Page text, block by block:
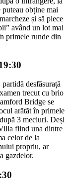
obține mai
și să plece
având un lot mai
primele runde din
desfăsurață
trecut cu brio
Bridge se
arătăt în primele
3 meciuri. Deși
fiind una dintre
celor de la
propriu, ar
gazdelor.